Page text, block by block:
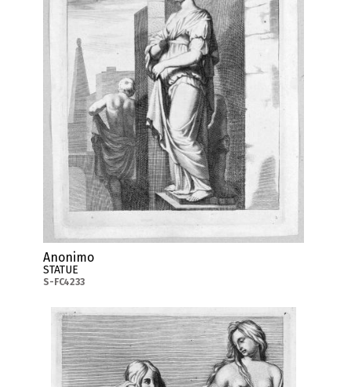
Anonimo
STATUE
S-FC4233